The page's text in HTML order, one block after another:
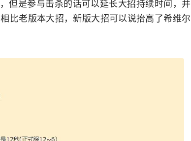
但是参与击杀的话可以延长大招持续时间，并
比老版本大招，新版大招可以说抬高了希维尔